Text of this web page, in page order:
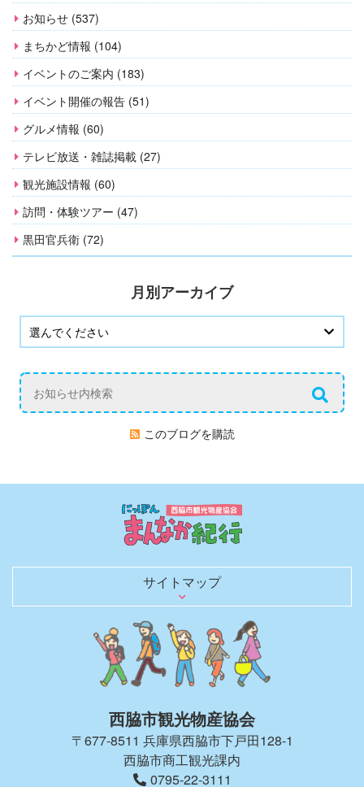
お知らせ (537)
まちかど情報 (104)
イベントのご案内 (183)
イベント開催の報告 (51)
グルメ情報 (60)
テレビ放送・雑誌掲載 (27)
観光施設情報 (60)
訪問・体験ツアー (47)
黒田官兵衛 (72)
月別アーカイブ
このブログを購読
サイトマップ
日本のまんなかを行く
歴史を語る文化財
観光スポット
お土産・買い物
レジャー・宿泊
日本のへそ到達証明書を発行
へそにちなんだグルメ＆お土産
へそにちなんだイベント
観光モデルコース
春夏秋冬 花ごよみ
四季を彩る風物詩（イベントガイド）
にしわき豆知識
体験・土産にしたい匠の技と味
のんびり泊まろう
キャンプで自然を満喫
観光パンフレット
お役立ちリンク
観光ガイドがご同行します！
取材・ロケ支援のご相談
旅行会社のみなさまへ
西脇市観光物産協会について
西脇市観光物産協会の会員一覧
西脇市へのアクセス
お知らせブログ
お問い合わせ
西脇市観光物産協会
〒677-8511 兵庫県西脇市下戸田128-1
西脇市商工観光課内
0795-22-3111